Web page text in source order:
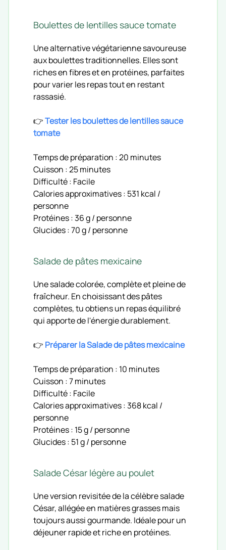
Boulettes de lentilles sauce tomate
Une alternative végétarienne savoureuse
aux boulettes traditionnelles. Elles sont
riches en fibres et en protéines, parfaites
pour varier les repas tout en restant
rassasié.
👉Tester les boulettes de lentilles sauce
tomate
Temps de préparation : 20 minutes
Cuisson : 25 minutes
Difficulté : Facile
Calories approximatives : 531 kcal /
personne
Protéines : 36 g / personne
Glucides : 70 g / personne
Salade de pâtes mexicaine
Une salade colorée, complète et pleine de
fraîcheur. En choisissant des pâtes
complètes, tu obtiens un repas équilibré
qui apporte de l'énergie durablement.
👉 Préparer la Salade de pâtes mexicaine
Temps de préparation : 10 minutes
Cuisson : 7 minutes
Difficulté : Facile
Calories approximatives : 368 kcal /
personne
Protéines : 15 g / personne
Glucides : 51 g / personne
Salade César légère au poulet
Une version revisitée de la célèbre salade
César, allégée en matières grasses mais
toujours aussi gourmande. Idéale pour un
déjeuner rapide et riche en protéines.